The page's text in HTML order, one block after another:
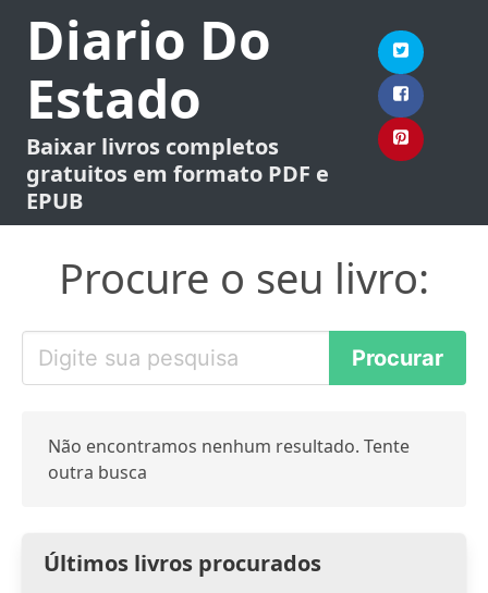
Diario Do
Estado
Baixar livros completos
gratuitos em formato PDF e
EPUB
Procure o seu livro:
Não encontramos nenhum resultado. Tente
outra busca
Últimos livros procurados